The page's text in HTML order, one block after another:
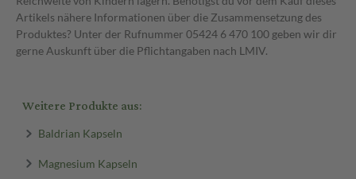
Artikels nähere Informationen über die Zusammensetzung des
Produktes? Unter der Rufnummer 05424 6 470 100 geben wir dir
gerne Auskunft über die Pflichtangaben nach LMIV.
Weitere Produkte aus:
Baldrian Kapseln
Magnesium Kapseln